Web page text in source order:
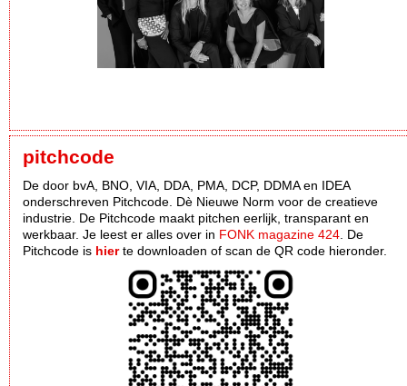
pitchcode
De door bvA, BNO, VIA, DDA, PMA, DCP, DDMA en IDEA
onderschreven Pitchcode. Dè Nieuwe Norm voor de creatieve
industrie. De Pitchcode maakt pitchen eerlijk, transparant en
werkbaar. Je leest er alles over in FONK magazine 424 . De
Pitchcode is hierte downloaden of scan de QR code hieronder.